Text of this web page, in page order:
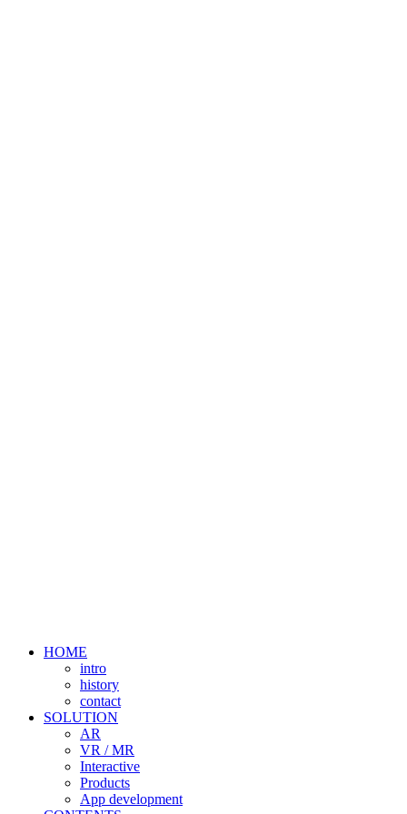
HOME
intro
history
contact
SOLUTION
AR
VR / MR
Interactive
Products
App development